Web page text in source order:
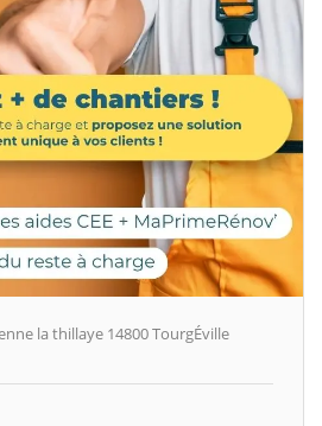
la thillaye 14800 TourgÉville